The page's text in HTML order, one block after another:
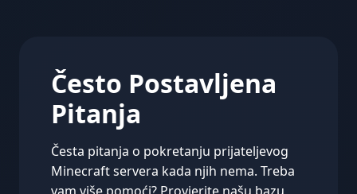
Često Postavljena
Pitanja
Česta pitanja o pokretanju prijateljevog
Minecraft servera kada njih nema. Treba